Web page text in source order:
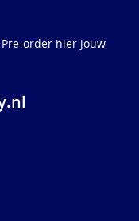
order hier jouw